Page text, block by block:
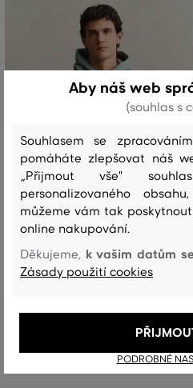
3 399
Dostupné velikosti:
Aby náš web
(souhlas s
Souhlasem se
pomáháte zlepšovat náš
„Přijmout vše"
personalizovaného
můžeme vám tak
online nakupování.
Děkujeme, k vašim datům
Zásady použití cookies
PODROBNÉ